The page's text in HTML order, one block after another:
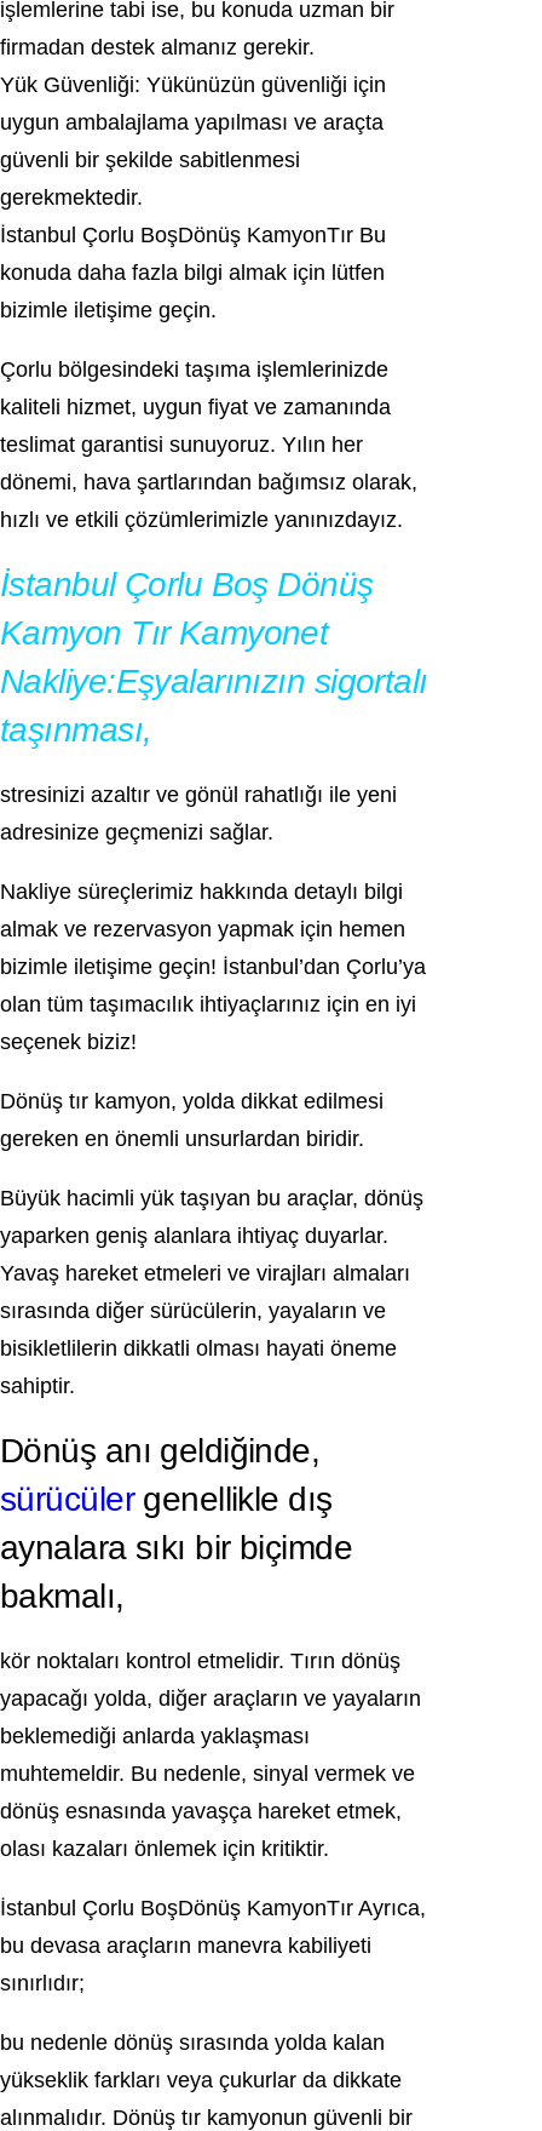
işlemlerine tabi ise, bu konuda uzman bir
firmadan destek almanız gerekir.
Yük Güvenliği: Yükünüzün güvenliği için
uygun ambalajlama yapılması ve araçta
güvenli bir şekilde sabitlenmesi
gerekmektedir.
İstanbul Çorlu BoşDönüş KamyonTır Bu
konuda daha fazla bilgi almak için lütfen
bizimle iletişime geçin.
Çorlu bölgesindeki taşıma işlemlerinizde
kaliteli hizmet, uygun fiyat ve zamanında
teslimat garantisi sunuyoruz. Yılın her
dönemi, hava şartlarından bağımsız olarak,
hızlı ve etkili çözümlerimizle yanınızdayız.
İstanbul Çorlu Boş Dönüş
Kamyon Tır Kamyonet
Nakliye:Eşyalarınızın sigortalı
taşınması,
stresinizi azaltır ve gönül rahatlığı ile yeni
adresinize geçmenizi sağlar.
Nakliye süreçlerimiz hakkında detaylı bilgi
almak ve rezervasyon yapmak için hemen
bizimle iletişime geçin! İstanbul’dan Çorlu’ya
olan tüm taşımacılık ihtiyaçlarınız için en iyi
seçenek biziz!
Dönüş tır kamyon, yolda dikkat edilmesi
gereken en önemli unsurlardan biridir.
Büyük hacimli yük taşıyan bu araçlar, dönüş
yaparken geniş alanlara ihtiyaç duyarlar.
Yavaş hareket etmeleri ve virajları almaları
sırasında diğer sürücülerin, yayaların ve
bisikletlilerin dikkatli olması hayati öneme
sahiptir.
Dönüş anı geldiğinde,
sürücülergenellikle dış
aynalara sıkı bir biçimde
bakmalı,
kör noktaları kontrol etmelidir. Tırın dönüş
yapacağı yolda, diğer araçların ve yayaların
beklemediği anlarda yaklaşması
muhtemeldir. Bu nedenle, sinyal vermek ve
dönüş esnasında yavaşça hareket etmek,
olası kazaları önlemek için kritiktir.
İstanbul Çorlu BoşDönüş KamyonTır Ayrıca,
bu devasa araçların manevra kabiliyeti
sınırlıdır;
bu nedenle dönüş sırasında yolda kalan
yükseklik farkları veya çukurlar da dikkate
alınmalıdır. Dönüş tır kamyonun güvenli bir